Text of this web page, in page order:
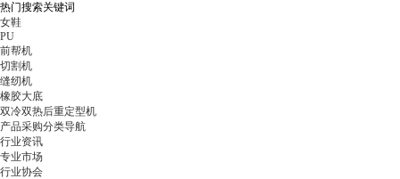
热门搜索关键词
女鞋
PU
前帮机
切割机
缝纫机
橡胶大底
双冷双热后重定型机
产品采购分类导航
行业资讯
专业市场
行业协会